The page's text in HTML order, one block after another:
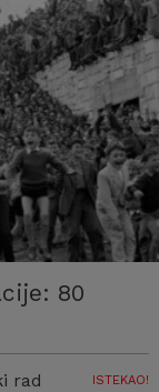
80
rad
ISTEKAO!